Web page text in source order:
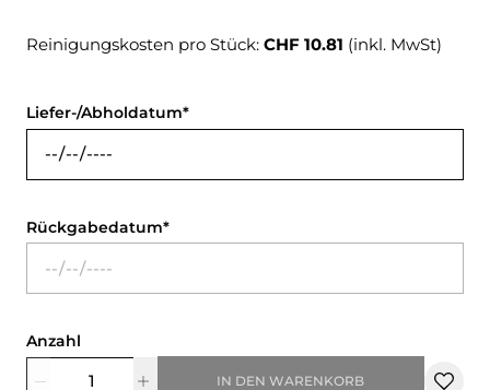
Reinigungskosten pro Stück: CHF 10.81 (inkl. MwSt)
Liefer-/Abholdatum
Rückgabedatum
Anzahl
IN DEN WARENKORB